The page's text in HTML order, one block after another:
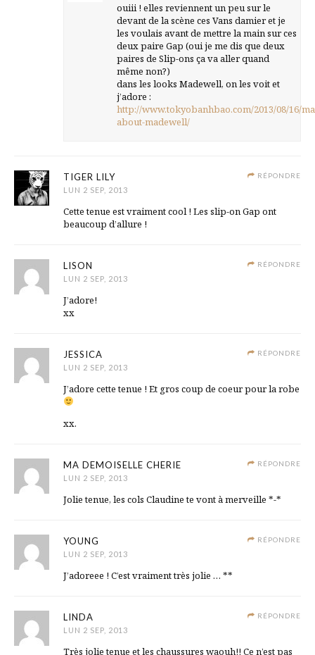
ouiii ! elles reviennent un peu sur le
devant de la scène ces Vans damier et je
les voulais avant de mettre la main sur ces
deux paire Gap (oui je me dis que deux
paires de Slip-ons ça va aller quand
même non?)
dans les looks Madewell, on les voit et
j’adore :
http://www.tokyobanhbao.com/2013/08/16/
about-madewell/
RÉPONDRE
TIGER LILY
LUN 2 SEP, 2013
Cette tenue est vraiment cool ! Les slip-on Gap ont
beaucoup d’allure !
RÉPONDRE
LISON
LUN 2 SEP, 2013
J’adore!
xx
RÉPONDRE
JESSICA
LUN 2 SEP, 2013
J’adore cette tenue ! Et gros coup de coeur pour la robe
xx.
RÉPONDRE
MA DEMOISELLE CHERIE
LUN 2 SEP, 2013
Jolie tenue, les cols Claudine te vont à merveille *-*
RÉPONDRE
YOUNG
LUN 2 SEP, 2013
J’adoreee ! C’est vraiment très jolie … **
RÉPONDRE
LINDA
LUN 2 SEP, 2013
Très jolie tenue et les chaussures waouh!! Ce n’est pas